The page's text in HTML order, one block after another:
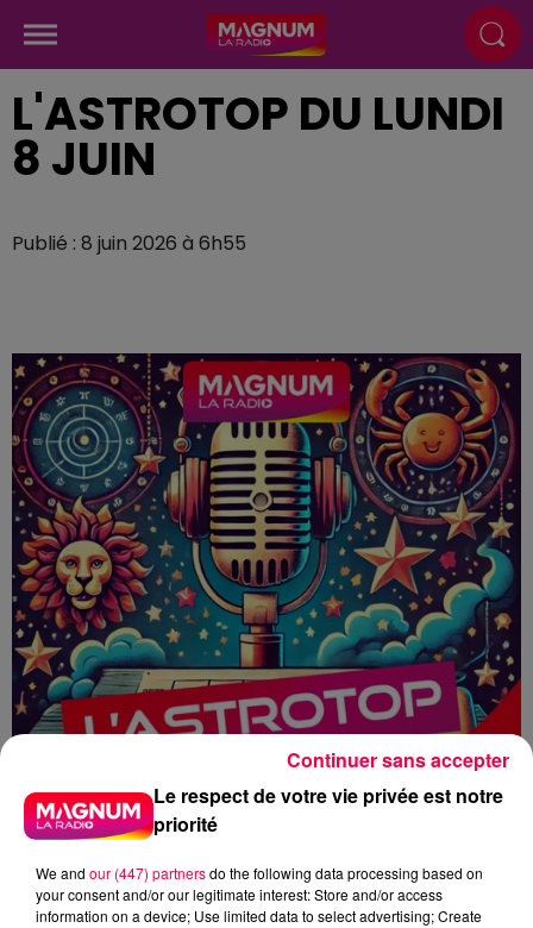
L'ASTROTOP DU LUNDI
8 JUIN
Publié : 8 juin 2026 à 6h55
Le respect de votre vie privée est notre
priorité
We and our (447) partnersdo the following data processing based on
your consent and/or our legitimate interest: Store and/or access
information on a device; Use limited data to select advertising; Create
Continuer sans accepter